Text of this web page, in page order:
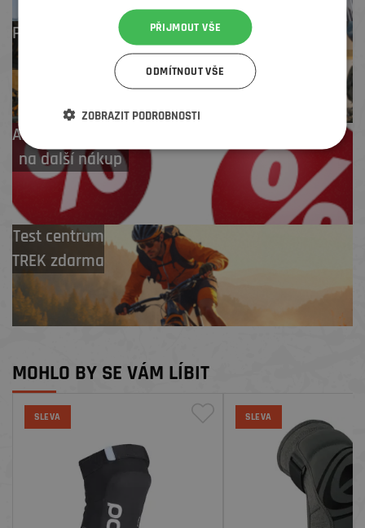
Profesionální záruční
i pozáruční servis
Až 4 % cashback
na další nákup
Test centrum
TREK zdarma
MOHLO BY SE VÁM LÍBIT
SLEVA SLEVA
PŘIJMOUT VŠE
ODMÍTNOUT VŠE
ZOBRAZIT PODROBNOSTI